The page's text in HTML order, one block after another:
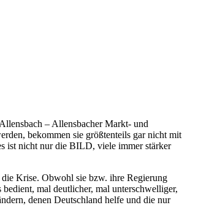
– Allensbacher Markt- und
bekommen sie größtenteils gar nicht mit
ist nicht nur die BILD, viele immer stärker
Krise. Obwohl sie bzw. ihre Regierung
mal deutlicher, mal unterschwelliger,
denen Deutschland helfe und die nur